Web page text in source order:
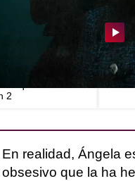
la primera lectura
2
de
En realidad, Ángela
obsesivo que la ha